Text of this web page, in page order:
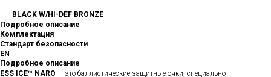
BLACK W/HI-DEF BRONZE
Подробное описание
Комплектация
Стандарт безопасности
EN
Подробное описание
ESS ICE™ NARO — это баллистические защитные очки, специально